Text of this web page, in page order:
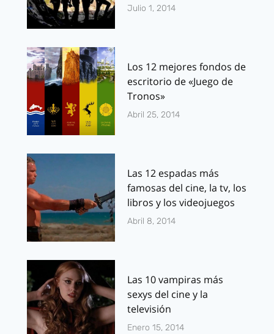
Julio 1, 2014
Los 12 mejores fondos de
escritorio de «Juego de
Tronos»
Abril 25, 2014
Las 12 espadas más
famosas del cine, la tv, los
libros y los videojuegos
Abril 8, 2014
Las 10 vampiras más
sexys del cine y la
televisión
Enero 15, 2014